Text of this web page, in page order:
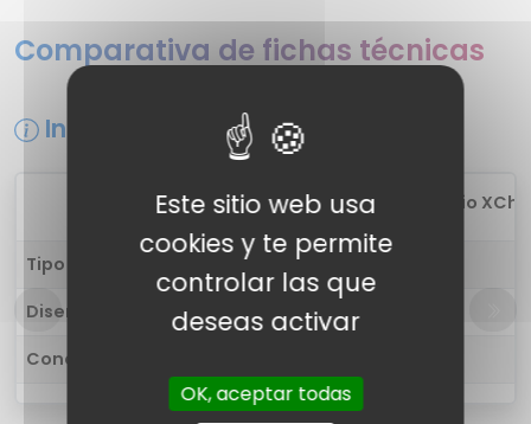
Comparativa de fichas técnicas
Información general
1 Boult Audio
Tipo de auricular
Diseño
-
Conectividad
Este sitio web usa
cookies y te permite
controlar las que
deseas activar
OK, aceptar todas